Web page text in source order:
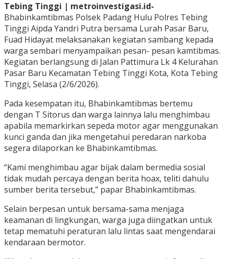
Tebing Tinggi | metroinvestigasi.id-
Bhabinkamtibmas Polsek Padang Hulu Polres Tebing
Tinggi Aipda Yandri Putra bersama Lurah Pasar Baru,
Fuad Hidayat melaksanakan kegiatan sambang kepada
warga sembari menyampaikan pesan- pesan kamtibmas.
Kegiatan berlangsung di Jalan Pattimura Lk 4 Kelurahan
Pasar Baru Kecamatan Tebing Tinggi Kota, Kota Tebing
Tinggi, Selasa (2/6/2026).
Pada kesempatan itu, Bhabinkamtibmas bertemu
dengan T Sitorus dan warga lainnya lalu menghimbau
apabila memarkirkan sepeda motor agar menggunakan
kunci ganda dan jika mengetahui peredaran narkoba
segera dilaporkan ke Bhabinkamtibmas.
“Kami menghimbau agar bijak dalam bermedia sosial
tidak mudah percaya dengan berita hoax, teliti dahulu
sumber berita tersebut,” papar Bhabinkamtibmas.
Selain berpesan untuk bersama-sama menjaga
keamanan di lingkungan, warga juga diingatkan untuk
tetap mematuhi peraturan lalu lintas saat mengendarai
kendaraan bermotor.